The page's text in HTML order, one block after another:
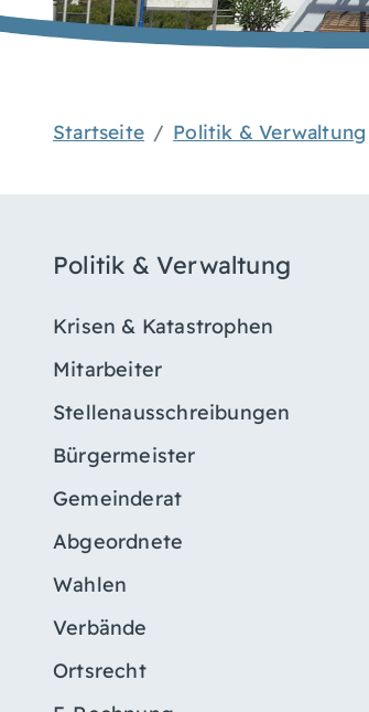
Startseite Politik & Verwaltung
Politik & Verwaltung
Krisen & Katastrophen
Mitarbeiter
Stellenausschreibungen
Bürgermeister
Gemeinderat
Abgeordnete
Wahlen
Verbände
Ortsrecht